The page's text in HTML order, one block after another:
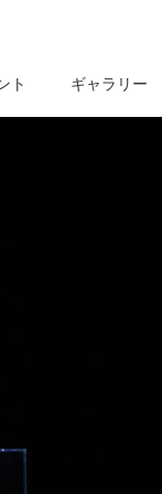
ト ギャラリー